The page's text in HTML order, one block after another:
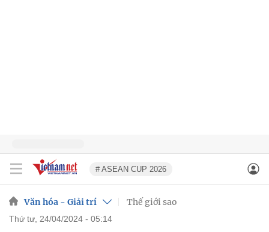
# ASEAN CUP 2026
Văn hóa - Giải trí Thế giới sao
thứ tư, 24/04/2024 - 05:14